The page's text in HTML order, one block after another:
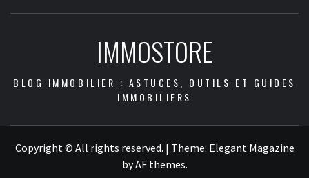
IMMOSTORE
BLOG IMMOBILIER : ASTUCES, OUTILS ET GUIDES
IMMOBILIERS
Copyright © All rights reserved. | Theme: Elegant Magazine
byAF themes.